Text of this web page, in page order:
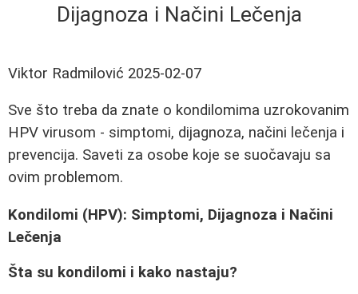
Dijagnoza i Načini Lečenja
Viktor Radmilović 2025-02-07
Sve što treba da znate o kondilomima uzrokovanim
HPV virusom - simptomi, dijagnoza, načini lečenja i
prevencija. Saveti za osobe koje se suočavaju sa
ovim problemom.
Kondilomi (HPV): Simptomi, Dijagnoza i Načini
Lečenja
Šta su kondilomi i kako nastaju?